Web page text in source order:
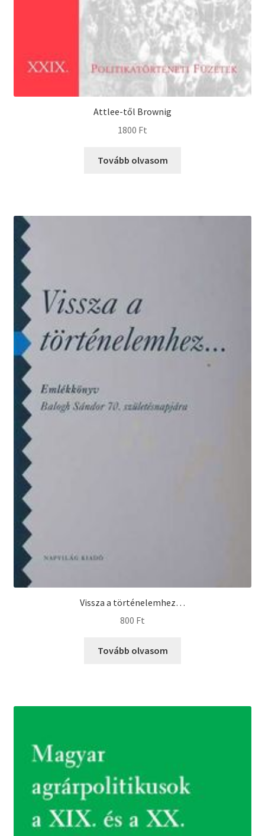
Attlee-től Brownig
1800 Ft
Tovább olvasom
Vissza a történelemhez…
800 Ft
Tovább olvasom